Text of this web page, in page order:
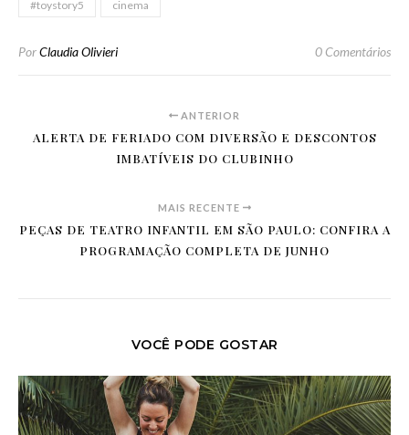
#toystory5 cinema
PorClaudia Olivieri 0 Comentários
ANTERIOR
ALERTA DE FERIADO COM DIVERSÃO E DESCONTOS
IMBATÍVEIS DO CLUBINHO
MAIS RECENTE
PEÇAS DE TEATRO INFANTIL EM SÃO PAULO: CONFIRA A
PROGRAMAÇÃO COMPLETA DE JUNHO
VOCÊ PODE GOSTAR